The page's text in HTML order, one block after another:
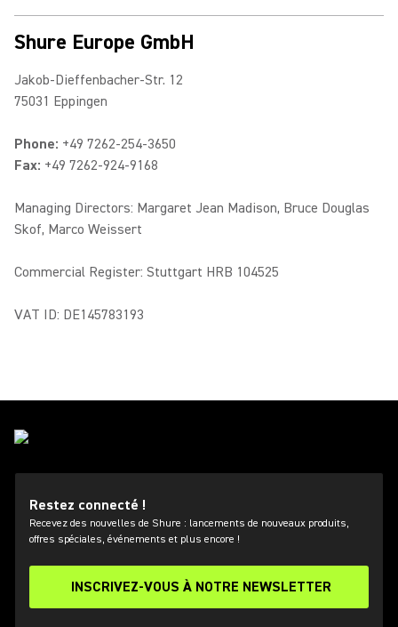
Shure Europe GmbH
Jakob-Dieffenbacher-Str. 12
75031 Eppingen
Phone: +49 7262-254-3650
Fax: +49 7262-924-9168
Managing Directors: Margaret Jean Madison, Bruce Douglas
Skof, Marco Weissert
Commercial Register: Stuttgart HRB 104525
VAT ID: DE145783193
Restez connecté !
Recevez des nouvelles de Shure : lancements de nouveaux produits,
offres spéciales, événements et plus encore !
INSCRIVEZ-VOUS À NOTRE NEWSLETTER